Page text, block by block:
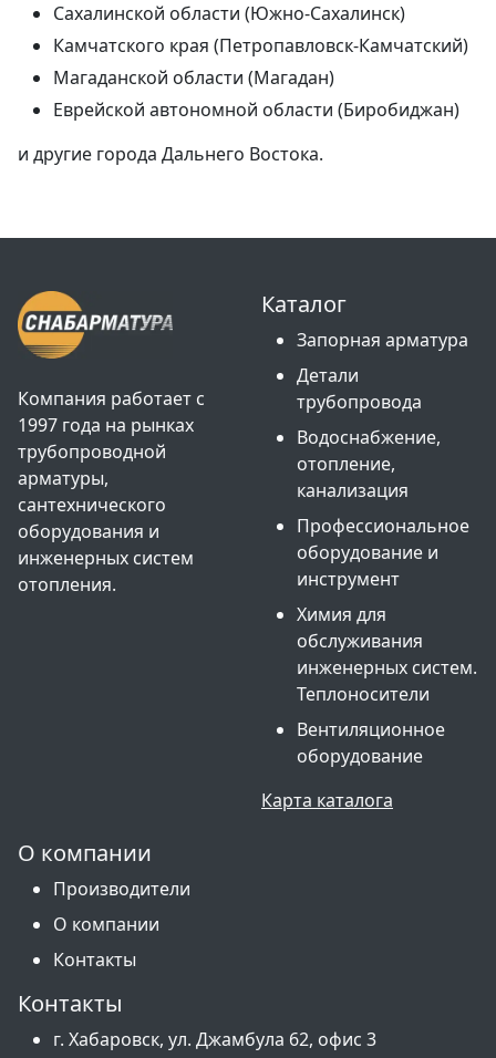
Сахалинской области (Южно-Сахалинск)
Камчатского края (Петропавловск-Камчатский)
Магаданской области (Магадан)
Еврейской автономной области (Биробиджан)
и другие города Дальнего Востока.
Компания работает с
1997 года на рынках
трубопроводной
арматуры,
сантехнического
оборудования и
инженерных систем
отопления.
Каталог
Запорная арматура
Детали
трубопровода
Водоснабжение,
отопление,
канализация
Профессиональное
оборудование и
инструмент
Химия для
обслуживания
инженерных систем.
Теплоносители
Вентиляционное
оборудование
Карта каталога
О компании
Производители
О компании
Контакты
Контакты
г. Хабаровск, ул. Джамбула 62, офис 3